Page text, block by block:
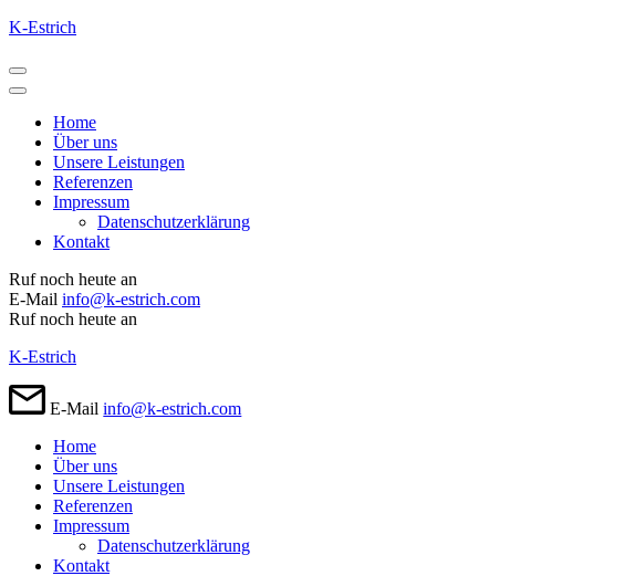
Zum
springen
(Enter
K-Estrich
Home
Über uns
Unsere Leistungen
Referenzen
Impressum
Datenschutzerklärung
Kontakt
Ruf noch heute an
E-Mail info@k-estrich.com
Ruf noch heute an
K-Estrich
E-Mailinfo@k-estrich.com
Home
Über uns
Unsere Leistungen
Referenzen
Impressum
Datenschutzerklärung
Kontakt